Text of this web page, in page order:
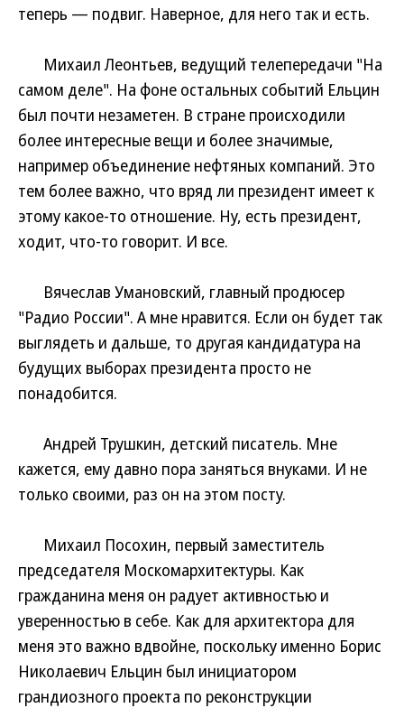
теперь — подвиг. Наверное, для него так и есть.
Михаил Леонтьев, ведущий телепередачи "На
самом деле". На фоне остальных событий Ельцин
был почти незаметен. В стране происходили
более интересные вещи и более значимые,
например объединение нефтяных компаний. Это
тем более важно, что вряд ли президент имеет к
этому какое-то отношение. Ну, есть президент,
ходит, что-то говорит. И все.
Вячеслав Умановский, главный продюсер
"Радио России". А мне нравится. Если он будет так
выглядеть и дальше, то другая кандидатура на
будущих выборах президента просто не
понадобится.
Андрей Трушкин, детский писатель. Мне
кажется, ему давно пора заняться внуками. И не
только своими, раз он на этом посту.
Михаил Посохин, первый заместитель
председателя Москомархитектуры. Как
гражданина меня он радует активностью и
уверенностью в себе. Как для архитектора для
меня это важно вдвойне, поскольку именно Борис
Николаевич Ельцин был инициатором
грандиозного проекта по реконструкции